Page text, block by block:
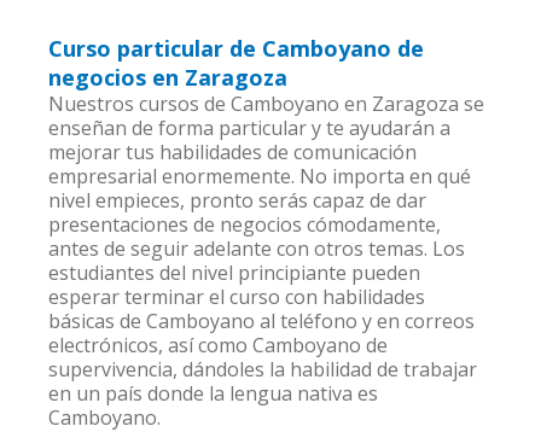
Curso particular de Camboyano de
negocios en Zaragoza
Nuestros cursos de Camboyano en Zaragoza se
enseñan de forma particular y te ayudarán a
mejorar tus habilidades de comunicación
empresarial enormemente. No importa en qué
nivel empieces, pronto serás capaz de dar
presentaciones de negocios cómodamente,
antes de seguir adelante con otros temas. Los
estudiantes del nivel principiante pueden
esperar terminar el curso con habilidades
básicas de Camboyano al teléfono y en correos
electrónicos, así como Camboyano de
supervivencia, dándoles la habilidad de trabajar
en un país donde la lengua nativa es
Camboyano.